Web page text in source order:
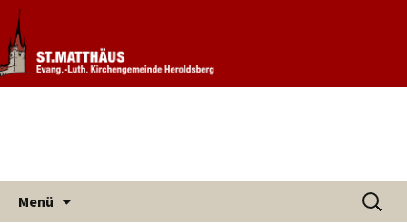
Evang. Kirchengemeinde St.
Matthäus Heroldsberg
Informationen rund um unsere
Kirchengemeinde
Menü
Suchen
nach: